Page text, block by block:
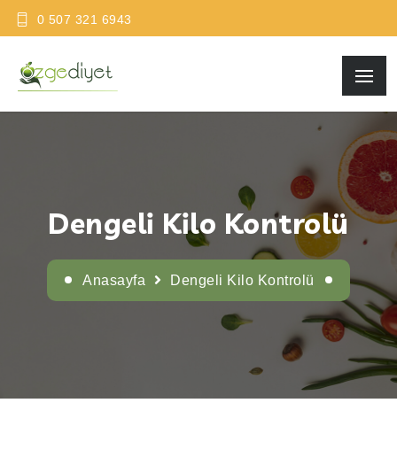
0 507 321 6943
Dengeli Kilo Kontrolü
Anasayfa Dengeli Kilo Kontrolü